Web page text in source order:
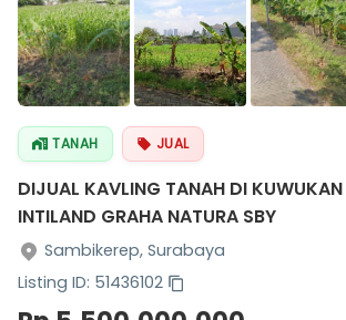
TANAH JUAL
DIJUAL KAVLING TANAH DI
INTILAND GRAHA NATURA SBY
Sambikerep, Surabaya
Listing ID: 51436102